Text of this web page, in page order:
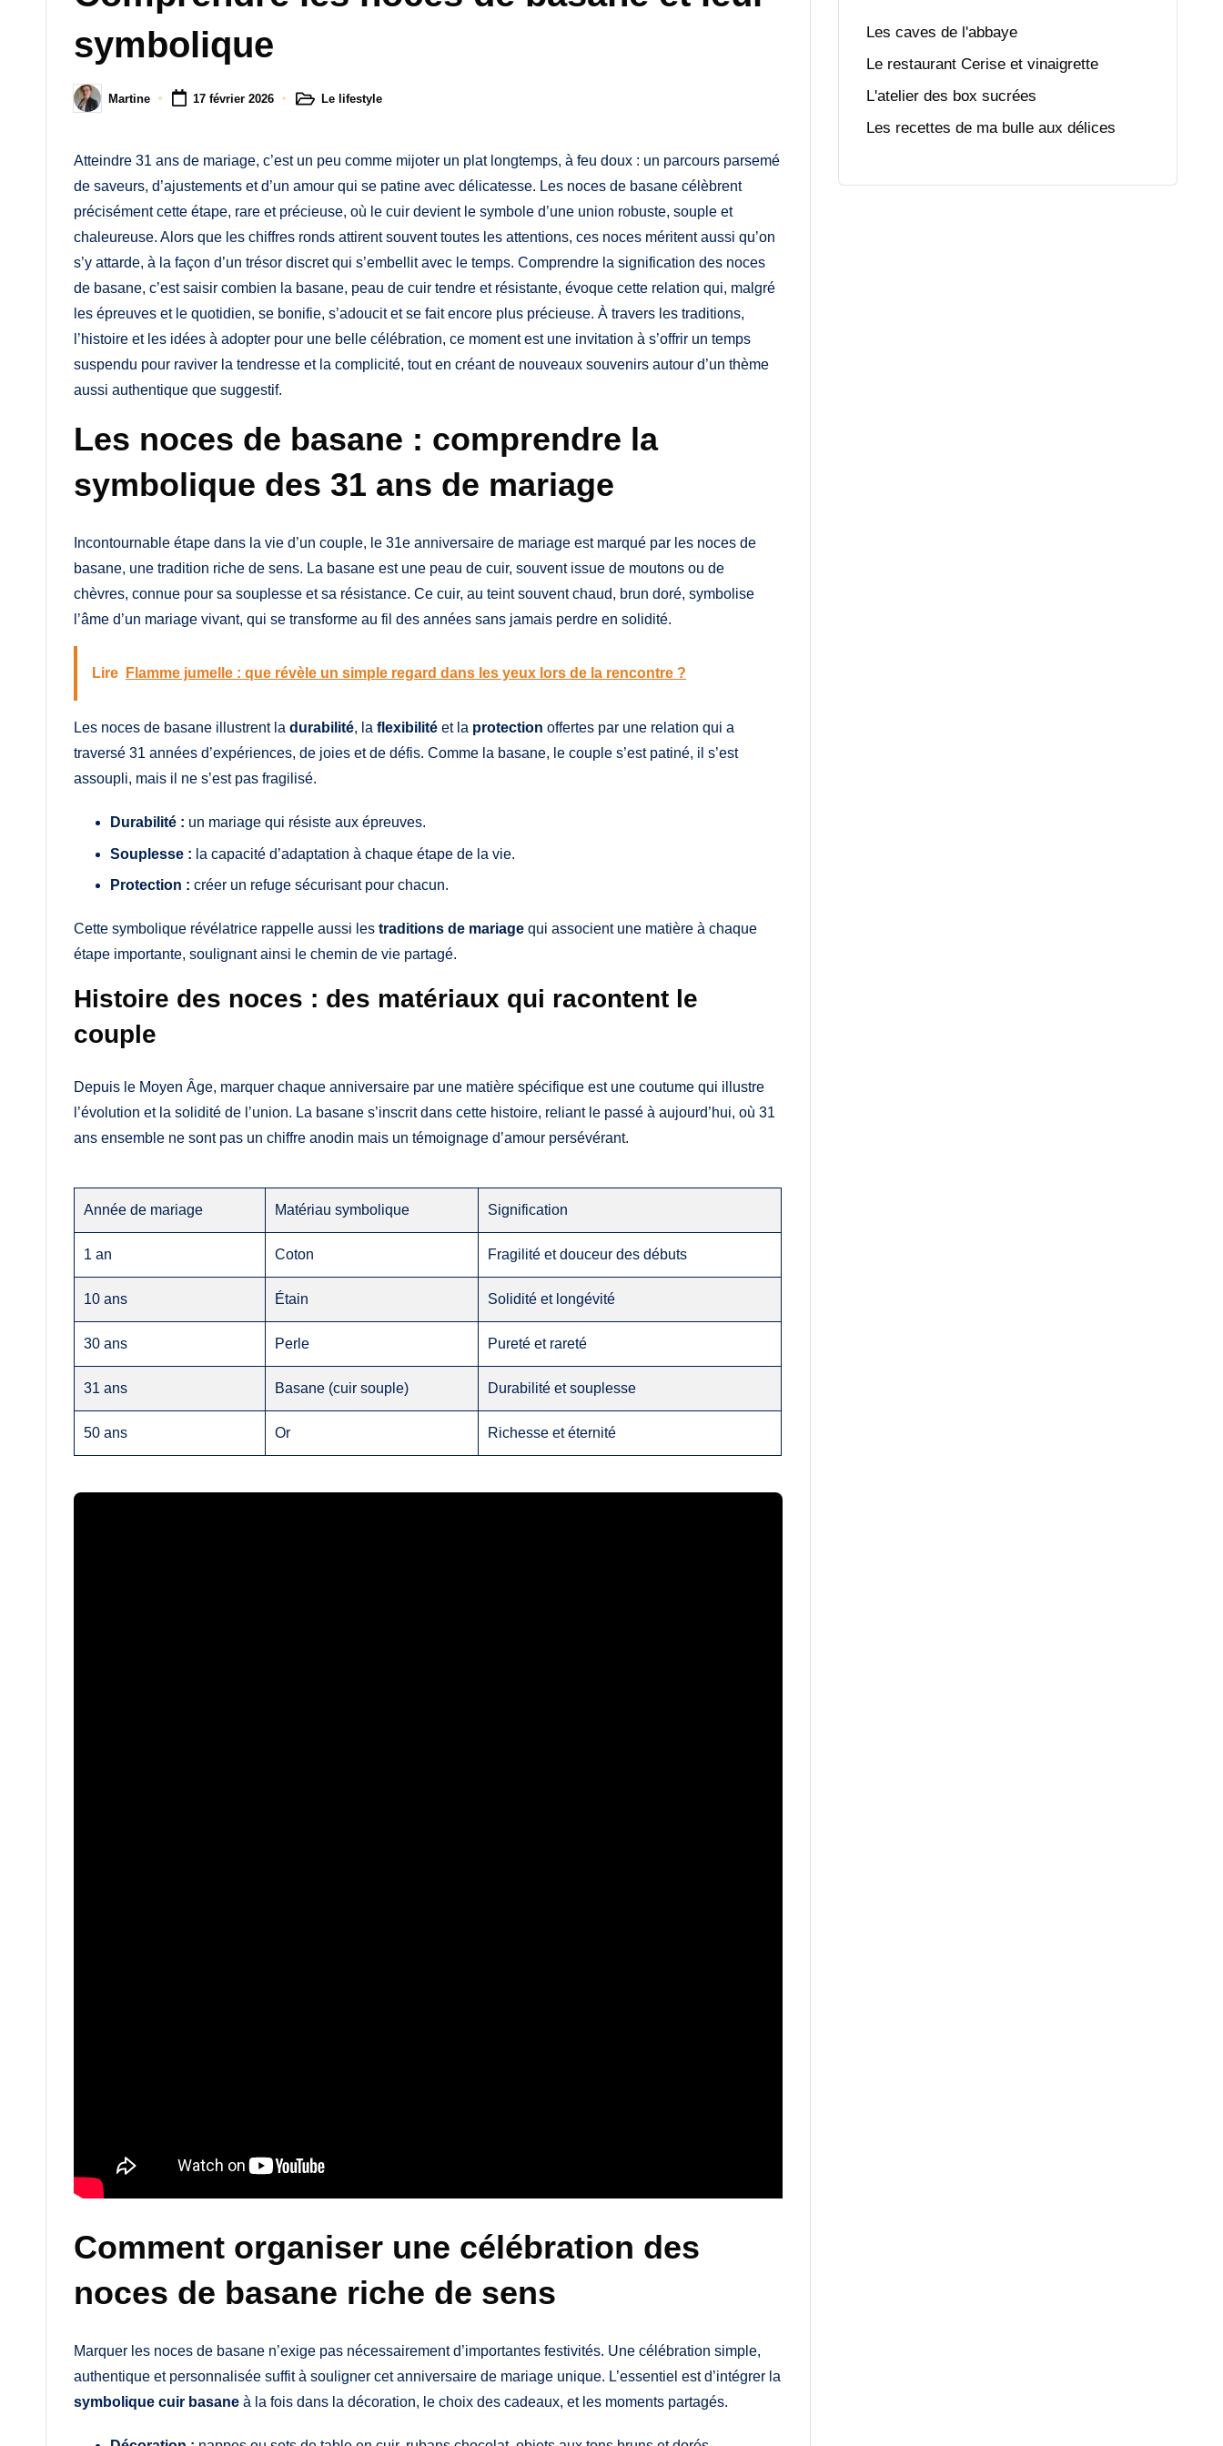
symbolique
PostedMartine 17 février 2026
PostedLe lifestyle
Atteindre 31 ans de mariage, c’est un peu comme mijoter un plat longtemps, à feu doux : un parcours parsemé
de saveurs, d’ajustements et d’un amour qui se patine avec délicatesse. Les noces de basane célèbrent
précisément cette étape, rare et précieuse, où le cuir devient le symbole d’une union robuste, souple et
chaleureuse. Alors que les chiffres ronds attirent souvent toutes les attentions, ces noces méritent aussi qu’on
s’y attarde, à la façon d’un trésor discret qui s’embellit avec le temps. Comprendre la signification des noces
de basane, c’est saisir combien la basane, peau de cuir tendre et résistante, évoque cette relation qui, malgré
les épreuves et le quotidien, se bonifie, s’adoucit et se fait encore plus précieuse. À travers les traditions,
l’histoire et les idées à adopter pour une belle célébration, ce moment est une invitation à s’offrir un temps
suspendu pour raviver la tendresse et la complicité, tout en créant de nouveaux souvenirs autour d’un thème
aussi authentique que suggestif.
Les noces de basane : comprendre la
symbolique des 31 ans de mariage
Incontournable étape dans la vie d’un couple, le 31e anniversaire de mariage est marqué par les noces de
basane, une tradition riche de sens. La basane est une peau de cuir, souvent issue de moutons ou de
chèvres, connue pour sa souplesse et sa résistance. Ce cuir, au teint souvent chaud, brun doré, symbolise
l’âme d’un mariage vivant, qui se transforme au fil des années sans jamais perdre en solidité.
Lire Flamme jumelle : que révèle un simple regard dans les yeux lors de la rencontre ?
Les noces de basane illustrent la durabilité, la flexibilité et la protection offertes par une relation qui a
traversé 31 années d’expériences, de joies et de défis. Comme la basane, le couple s’est patiné, il s’est
assoupli, mais il ne s’est pas fragilisé.
Durabilité : un mariage qui résiste aux épreuves.
Souplesse : la capacité d’adaptation à chaque étape de la vie.
Protection : créer un refuge sécurisant pour chacun.
Cette symbolique révélatrice rappelle aussi les traditions de mariage qui associent une matière à chaque
étape importante, soulignant ainsi le chemin de vie partagé.
Histoire des noces : des matériaux qui racontent le
couple
Depuis le Moyen Âge, marquer chaque anniversaire par une matière spécifique est une coutume qui illustre
l’évolution et la solidité de l’union. La basane s’inscrit dans cette histoire, reliant le passé à aujourd’hui, où 31
ans ensemble ne sont pas un chiffre anodin mais un témoignage d’amour persévérant.
Année de mariage Matériau symbolique Signification
1 an Coton Fragilité et douceur des débuts
10 ans Étain Solidité et longévité
30 ans Perle Pureté et rareté
31 ans Basane (cuir souple) Durabilité et souplesse
50 ans Or Richesse et éternité
Comment organiser une célébration des
noces de basane riche de sens
Marquer les noces de basane n’exige pas nécessairement d’importantes festivités. Une célébration simple,
authentique et personnalisée suffit à souligner cet anniversaire de mariage unique. L’essentiel est d’intégrer la
symbolique cuir basane à la fois dans la décoration, le choix des cadeaux, et les moments partagés.
Les caves de l'abbaye
Le restaurant Cerise et vinaigrette
L'atelier des box sucrées
Les recettes de ma bulle aux délices